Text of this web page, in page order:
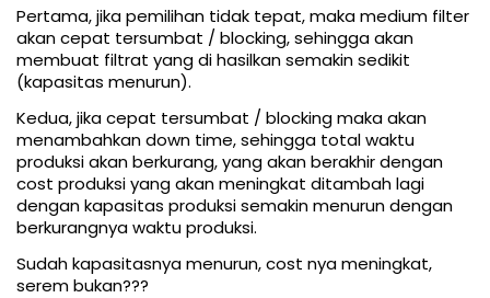
Pertama, jika pemilihan tidak tepat, maka medium filter
akan cepat tersumbat / blocking, sehingga akan
membuat filtrat yang di hasilkan semakin sedikit
(kapasitas menurun).
Kedua, jika cepat tersumbat / blocking maka akan
menambahkan down time, sehingga total waktu
produksi akan berkurang, yang akan berakhir dengan
cost produksi yang akan meningkat ditambah lagi
dengan kapasitas produksi semakin menurun dengan
berkurangnya waktu produksi.
Sudah kapasitasnya menurun, cost nya meningkat,
serem bukan???